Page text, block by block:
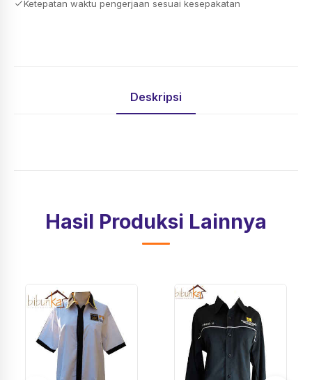
Ketepatan waktu pengerjaan sesuai kesepakatan
Deskripsi
Hasil Produksi Lainnya